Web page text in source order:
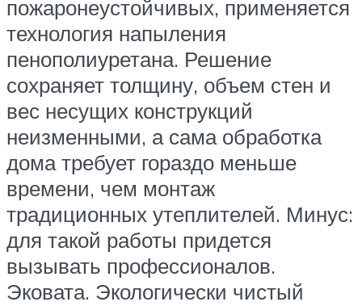
пожаронеустойчивых, применяется
технология напыления
пенополиуретана. Решение
сохраняет толщину, объем стен и
вес несущих конструкций
неизменными, а сама обработка
дома требует гораздо меньше
времени, чем монтаж
традиционных утеплителей. Минус:
для такой работы придется
вызывать профессионалов.
Эковата. Экологически чистый